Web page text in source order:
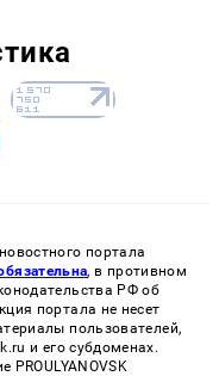
портала
, в противном
РФ об
портала не несет
пользователей,
и его субдоменах.
PROULYANOVSK